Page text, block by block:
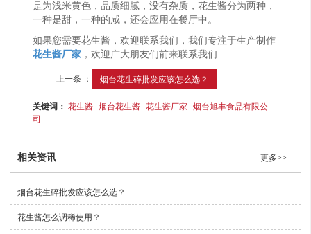
是为浅米黄色，品质细腻，没有杂质，花生酱分为两种，
一种是甜，一种的咸，还会应用在餐厅中。
如果您需要花生酱，欢迎联系我们，我们专注于生产制作
花生酱厂家 ，欢迎广大朋友们前来联系我们
上一条 ： 烟台花生碎批发应该怎么选？
关键词：花生酱 烟台花生酱 花生酱厂家 烟台旭丰食品有限公
司
相关资讯 更多>>
烟台花生碎批发应该怎么选？
花生酱怎么调稀使用？